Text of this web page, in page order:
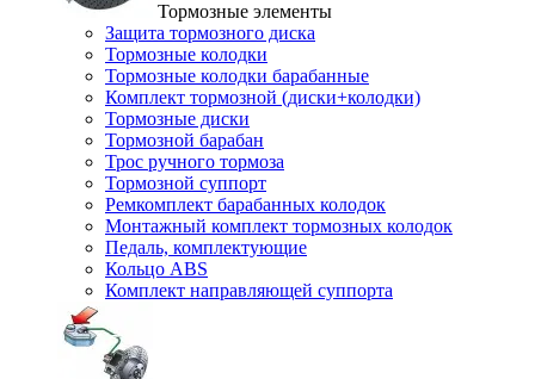
Тормозные элементы
Защита тормозного диска
Тормозные колодки
Тормозные колодки барабанные
Комплект тормозной (диски+колодки)
Тормозные диски
Тормозной барабан
Трос ручного тормоза
Тормозной суппорт
Ремкомплект барабанных колодок
Монтажный комплект тормозных колодок
Педаль, комплектующие
Кольцо ABS
Комплект направляющей суппорта